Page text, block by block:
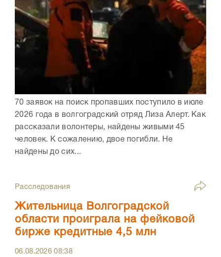
70 заявок на поиск пропавших поступило в июле
2026 года в волгоградский отряд Лиза Алерт. Как
рассказали волонтеры, найдены живыми 45
человек. К сожалению, двое погибли. Не
найдены до сих...
Расследования
Жительница Волгоградской
области проиграла на фейковой
бирже кредитные 4,5 млн
06.08.202608:38